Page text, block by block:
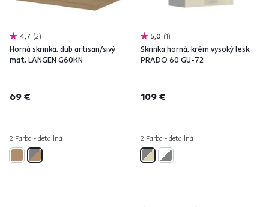
4,7 2
Horná skrinka, dub artisan/sivý
mat, LANGEN G60KN
69 €
2 Farba - detailná
5,0 1
Skrinka horná, krém vysoký lesk,
PRADO 60 GU-72
109 €
2 Farba - detailná